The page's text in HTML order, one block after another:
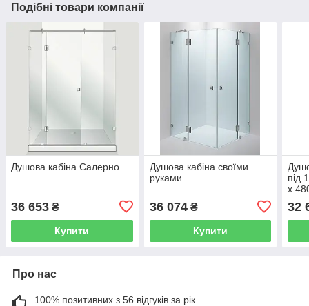
Подібні товари компанії
Душова кабіна Салерно
36 653 ₴
Купити
Душова кабіна своїми
руками
36 074₴
Купити
під
х
32
Про нас
100% позитивних з 56 відгуків за рік